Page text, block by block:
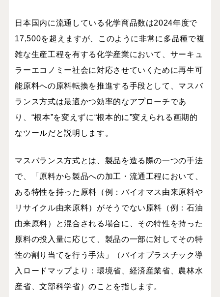
日本国内に流通している化学商品数は2024年度で
17,500を超えますが、このように非常に多品種で複
雑な生産工程を有する化学産業において、サーキュ
ラーエコノミー社会に対応させていくために再生可
能原料への原料転換を推進する手段として、マスバ
ランス方式は最適かつ効率的なアプローチであ
り、“根本”を変えずに“根本的に”変えられる画期的
なツールだと説明します。
マスバランス方式とは、製品を造る際の一つの手法
で、「原料から製品への加工・流通工程において、
ある特性を持った原料（例：バイオマス由来原料や
リサイクル由来原料）がそうでない原料（例：石油
由来原料）と混合される場合に、その特性を持った
原料の投入量に応じて、製品の一部に対してその特
性の割り当てを行う手法」（バイオプラスチック導
入ロードマップより：環境省、経済産業省、農林水
産省、文部科学省）のことを指します。